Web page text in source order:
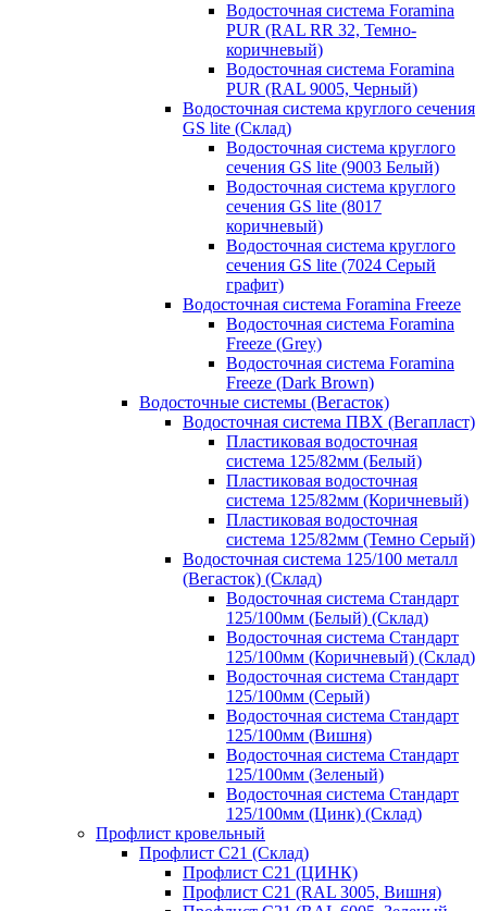
Водосточная система Foramina
PUR (RAL RR 32, Темно-
коричневый)
Водосточная система Foramina
PUR (RAL 9005, Черный)
Водосточная система круглого сечения
GS lite (Склад)
Водосточная система круглого
сечения GS lite (9003 Белый)
Водосточная система круглого
сечения GS lite (8017
коричневый)
Водосточная система круглого
сечения GS lite (7024 Серый
графит)
Водосточная система Foramina Freeze
Водосточная система Foramina
Freeze (Grey)
Водосточная система Foramina
Freeze (Dark Brown)
Водосточные системы (Вегасток)
Водосточная система ПВХ (Вегапласт)
Пластиковая водосточная
система 125/82мм (Белый)
Пластиковая водосточная
система 125/82мм (Коричневый)
Пластиковая водосточная
система 125/82мм (Темно Серый)
Водосточная система 125/100 металл
(Вегасток) (Склад)
Водосточная система Стандарт
125/100мм (Белый) (Склад)
Водосточная система Стандарт
125/100мм (Коричневый) (Склад)
Водосточная система Стандарт
125/100мм (Серый)
Водосточная система Стандарт
125/100мм (Вишня)
Водосточная система Стандарт
125/100мм (Зеленый)
Водосточная система Стандарт
125/100мм (Цинк) (Склад)
Профлист кровельный
Профлист С21 (Склад)
Профлист С21 (ЦИНК)
Профлист С21 (RAL 3005, Вишня)